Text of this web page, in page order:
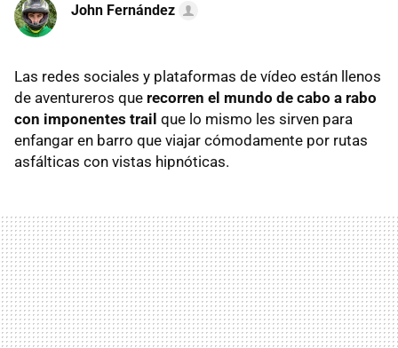
John Fernández
Las redes sociales y plataformas de vídeo están llenos
de aventureros que recorren el mundo de cabo a rabo
con imponentes trail que lo mismo les sirven para
enfangar en barro que viajar cómodamente por rutas
asfálticas con vistas hipnóticas.